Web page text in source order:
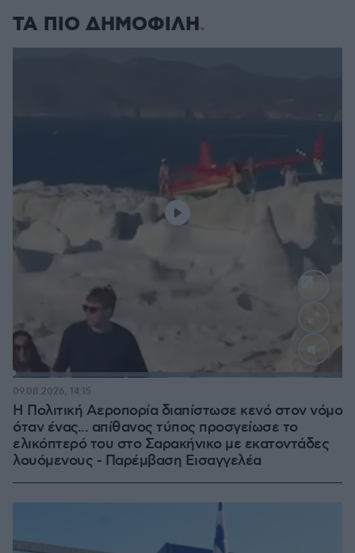
ΤΑ ΠΙΟ ΔΗΜΟΦΙΛΗ
:
Η Πολιτική Αεροπορία διαπίστωσε κενό στον νόμο
όταν ένας... απίθανος τύπος προσγείωσε το
ελικόπτερό του στο Σαρακήνικο με εκατοντάδες
λουόμενους - Παρέμβαση Εισαγγελέα
09.08.2026, 14:15